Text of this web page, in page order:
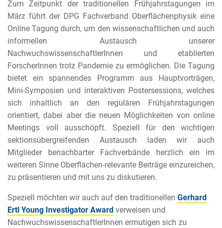
Zum Zeitpunkt der traditionellen Frühjahrstagungen im
März führt der DPG Fachverband Oberflächenphysik eine
Online Tagung durch, um den wissenschaftlichen und auch
informellen Austausch unserer
NachwuchswissenschaftlerInnen und etablierten
ForscherInnen trotz Pandemie zu ermöglichen. Die Tagung
bietet ein spannendes Programm aus Hauptvorträgen,
Mini-Symposien und interaktiven Postersessions, welches
sich inhaltlich an den regulären Frühjahrstagungen
orientiert, dabei aber die neuen Möglichkeiten von online
Meetings voll ausschöpft. Speziell für den wichtigen
sektionsübergreifenden Austausch laden wir auch
Mitglieder benachbarter Fachverbände herzlich ein im
weiteren Sinne Oberflächen-relevante Beiträge einzureichen,
zu präsentieren und mit uns zu diskutieren.
Speziell möchten wir auch auf den traditionellen Gerhard
Ertl Young Investigator Award verweisen und
NachwuchswissenschaftlerInnen ermutigen sich zu